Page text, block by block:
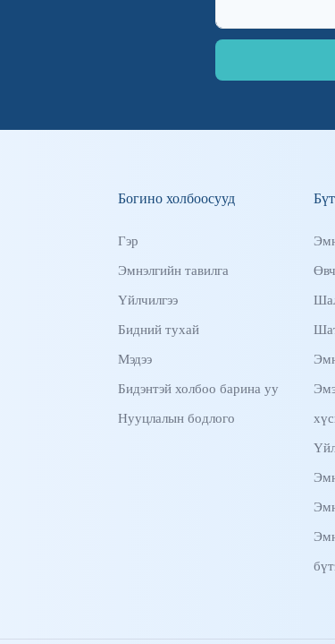
Богино холбоосууд
Гэр
Эмнэлгийн тавилга
Үйлчилгээ
Бидний тухай
Мэдээ
Бидэнтэй холбоо барина уу
Нууцлалын бодлого